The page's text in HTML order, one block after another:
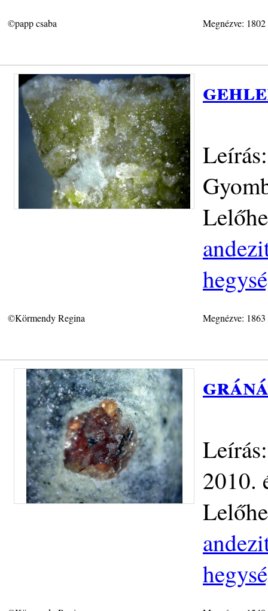
©papp csaba Megnézve:
©Körmendy Regina Megnézve:
2010.